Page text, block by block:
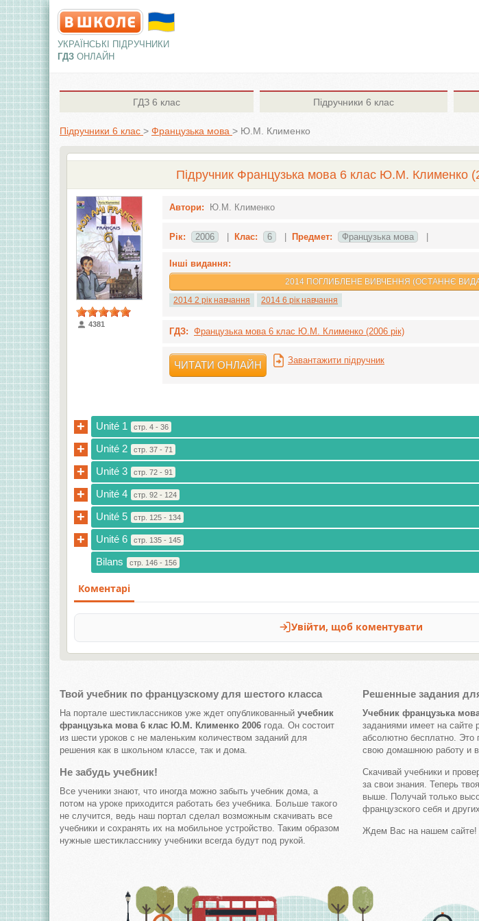
УКРАЇНСЬКІ ПІДРУЧНИКИ
ГДЗ ОНЛАЙН
ГДЗ 6 клас Підручники 6 клас
Підручники 6 клас > Французька мова > Ю.М. Клименко
Підручник Французька мова 6 клас Ю.М. Клименко
4381
Автори: Ю.М. Клименко
Рік: 2006 Клас: 6 Предмет: Французька мова
Інші видання:
2014 ПОГЛИБЛЕНЕ ВИВЧЕННЯ (ОСТАННЄ
2014 2 рік навчання
2014 6 рік навчання
ГДЗ: Французька мова 6 клас Ю.М. Клименко (2006 рік)
ЧИТАТИ ОНЛАЙН Завантажити підручник
+ Unité 1 стр. 4 - 36
+ Unité 2 стр. 37 - 71
+ Unité 3 стр. 72 - 91
+ Unité 4 стр. 92 - 124
+ Unité 5 стр. 125 - 134
+ Unité 6 стр. 135 - 145
Bilans стр. 146 - 156
Твой учебник по французскому для шестого класса
На портале шестиклассников уже ждет опубликованный учебник
французька мова 6 клас Ю.М. Клименко 2006 года. Он состоит
из шести уроков с не маленьким количеством заданий для
решения как в школьном классе, так и дома.
Не забудь учебник!
Все ученики знают, что иногда можно забыть учебник дома, а
потом на уроке приходится работать без учебника. Больше такого
не случится, ведь наш портал сделал возможным скачивать все
учебники и сохранять их на мобильное устройство. Таким образом
нужные шестикласснику учебники всегда будут под рукой.
Решенные задания
Учебник французька
заданиями имеет на сайте
абсолютно бесплатно. Это
свою домашнюю работу и
Скачивай учебники и
за свои знания. Теперь
выше. Получай только
французского себя и
Ждем Вас на нашем сайте!